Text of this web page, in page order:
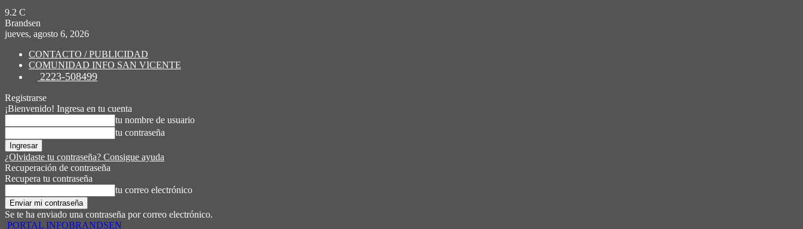
9.2 C
Brandsen
jueves, agosto 6, 2026
CONTACTO / PUBLICIDAD
COMUNIDAD INFO SAN VICENTE
2223-508499
Registrarse
¡Bienvenido! Ingresa en tu cuenta
tu nombre de usuario
tu contraseña
¿Olvidaste tu contraseña? Consigue ayuda
Recuperación de contraseña
Recupera tu contraseña
tu correo electrónico
Se te ha enviado una contraseña por correo electrónico.
PORTAL INFOBRANDSEN